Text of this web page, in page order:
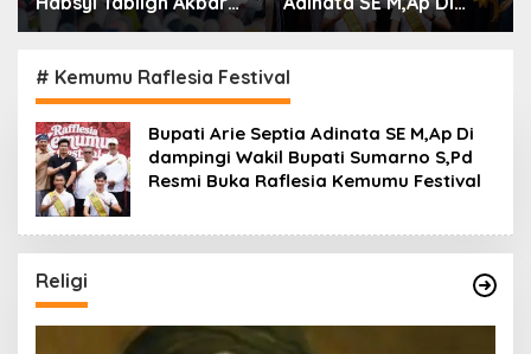
dampingi Wakil Bupati
Buka Raflesia Kemumu
Festival
MAp Sambut
Haji Dengan Penuh
Rasa Syukur
# Kemumu Raflesia Festival
Bupati Arie Septia Adinata SE M,Ap Di
dampingi Wakil Bupati Sumarno S,Pd
Resmi Buka Raflesia Kemumu Festival
Religi